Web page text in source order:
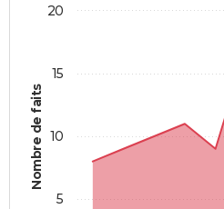
Nombre de faits
5
10
15
20